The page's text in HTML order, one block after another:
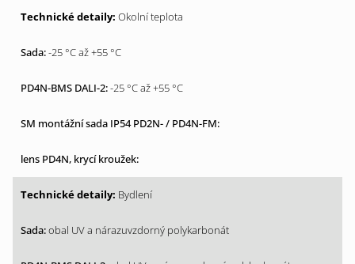
Okolní teplota
-25 °C až +55 °C
-25 °C až +55 °C
Bydlení
obal UV a nárazuvzdorný polykarbonát